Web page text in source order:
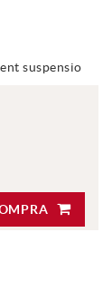
suspensio